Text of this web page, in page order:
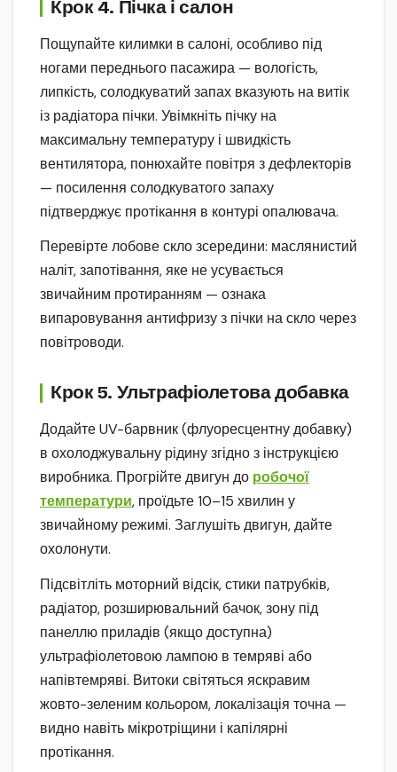
Крок 4. Пічка і салон
Пощупайте килимки в салоні, особливо під
ногами переднього пасажира — вологість,
липкість, солодкуватий запах вказують на витік
із радіатора пічки. Увімкніть пічку на
максимальну температуру і швидкість
вентилятора, понюхайте повітря з дефлекторів
— посилення солодкуватого запаху
підтверджує протікання в контурі опалювача.
Перевірте лобове скло зсередини: маслянистий
наліт, запотівання, яке не усувається
звичайним протиранням — ознака
випаровування антифризу з пічки на скло через
повітроводи.
Крок 5. Ультрафіолетова добавка
Додайте UV-барвник (флуоресцентну добавку)
в охолоджувальну рідину згідно з інструкцією
виробника. Прогрійте двигун до робочої
температури, проїдьте 10–15 хвилин у
звичайному режимі. Заглушіть двигун, дайте
охолонути.
Підсвітліть моторний відсік, стики патрубків,
радіатор, розширювальний бачок, зону під
панеллю приладів (якщо доступна)
ультрафіолетовою лампою в темряві або
напівтемряві. Витоки світяться яскравим
жовто-зеленим кольором, локалізація точна —
видно навіть мікротріщини і капілярні
протікання.